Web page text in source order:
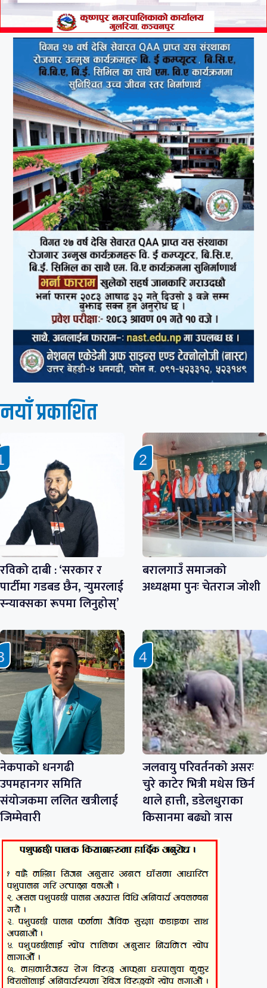
नयाँ प्रकाशित
रविको दाबी : ‘सरकार र
पार्टीमा गडबड छैन, र्‍युमरलाई
स्न्याक्सका रूपमा लिनुहोस्’
बरालगाउँ समाजको
अध्यक्षमा पुनः चेतराज जोशी
नेकपाको धनगढी
उपमहानगर समिति
संयोजकमा ललित खत्रीलाई
जिम्मेवारी
जलवायु परिवर्तनको असरः
चुरे काटेर भित्री मधेस छिर्न
थाले हात्ती, डडेलधुराका
किसानमा बढ्यो त्रास